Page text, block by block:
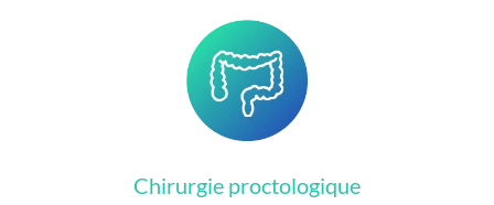
Chirurgie proctologique